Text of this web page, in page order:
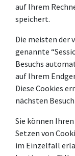
auf Ihrem
speichert.
Die meisten der
genannte
Besuchs
auf Ihrem
Diese Cookies
nächsten
Sie können
Setzen von
im Einzelfall